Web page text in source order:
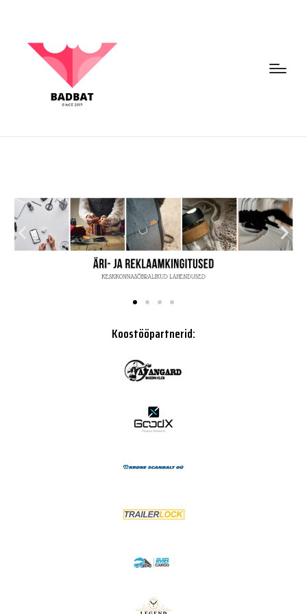
Koostööpartnerid: